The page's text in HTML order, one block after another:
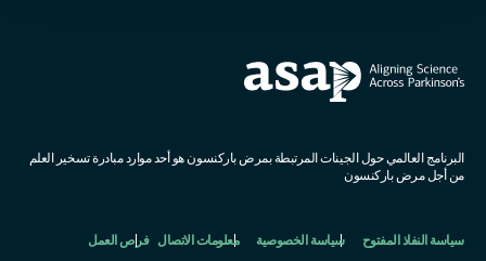
البرنامج العالمي حول الجينات المرتبطة بمرض باركنسون هو أحد موارد مبادرة تسخير العلم
من أجل مرض باركنسون
سياسة النفاذ المفتوح سياسة الخصوصية معلومات الاتصال فرص العمل